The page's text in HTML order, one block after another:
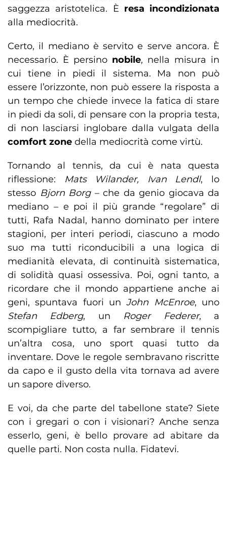
saggezza aristotelica. È resa incondizionata
alla mediocrità.
Certo, il mediano è servito e serve ancora. È
necessario. È persino nobile, nella misura in
cui tiene in piedi il sistema. Ma non può
essere l’orizzonte, non può essere la risposta a
un tempo che chiede invece la fatica di stare
in piedi da soli, di pensare con la propria testa,
di non lasciarsi inglobare dalla vulgata della
comfort zone della mediocrità come virtù.
Tornando al tennis, da cui è nata questa
riflessione:
Mats Wilander, Ivan Lendl, lo
stesso Bjorn Borg – che da genio giocava da
mediano – e poi il più grande “regolare” di
tutti, Rafa Nadal, hanno dominato per intere
stagioni, per interi periodi, ciascuno a modo
suo ma tutti riconducibili a una logica di
medianità elevata, di continuità sistematica,
di solidità quasi ossessiva. Poi, ogni tanto, a
ricordare che il mondo appartiene anche ai
geni, spuntava fuori unJohn McEnroe, uno
Stefan Edberg, un Roger Federer, a
scompigliare tutto, a far sembrare il tennis
un’altra cosa, uno sport quasi tutto da
inventare. Dove le regole sembravano riscritte
da capo e il gusto della vita tornava ad avere
un sapore diverso.
E voi, da che parte del tabellone state? Siete
con i gregari o con i visionari? Anche senza
esserlo, geni, è bello provare ad abitare da
quelle parti. Non costa nulla. Fidatevi.